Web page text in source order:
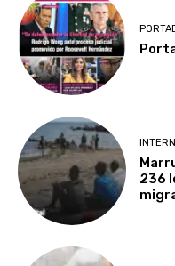
236